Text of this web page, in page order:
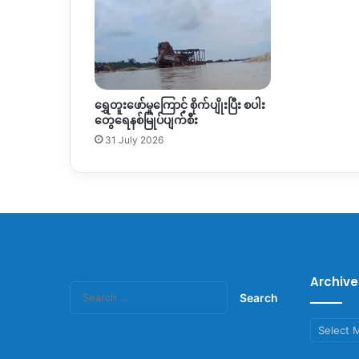
ရွှေတူးဖော်မှုကြောင့် စိုက်ပျိုးပြီး စပါး
တွေရေနစ်မြုပ်ပျက်စီး
31 July 2026
for:
Archives